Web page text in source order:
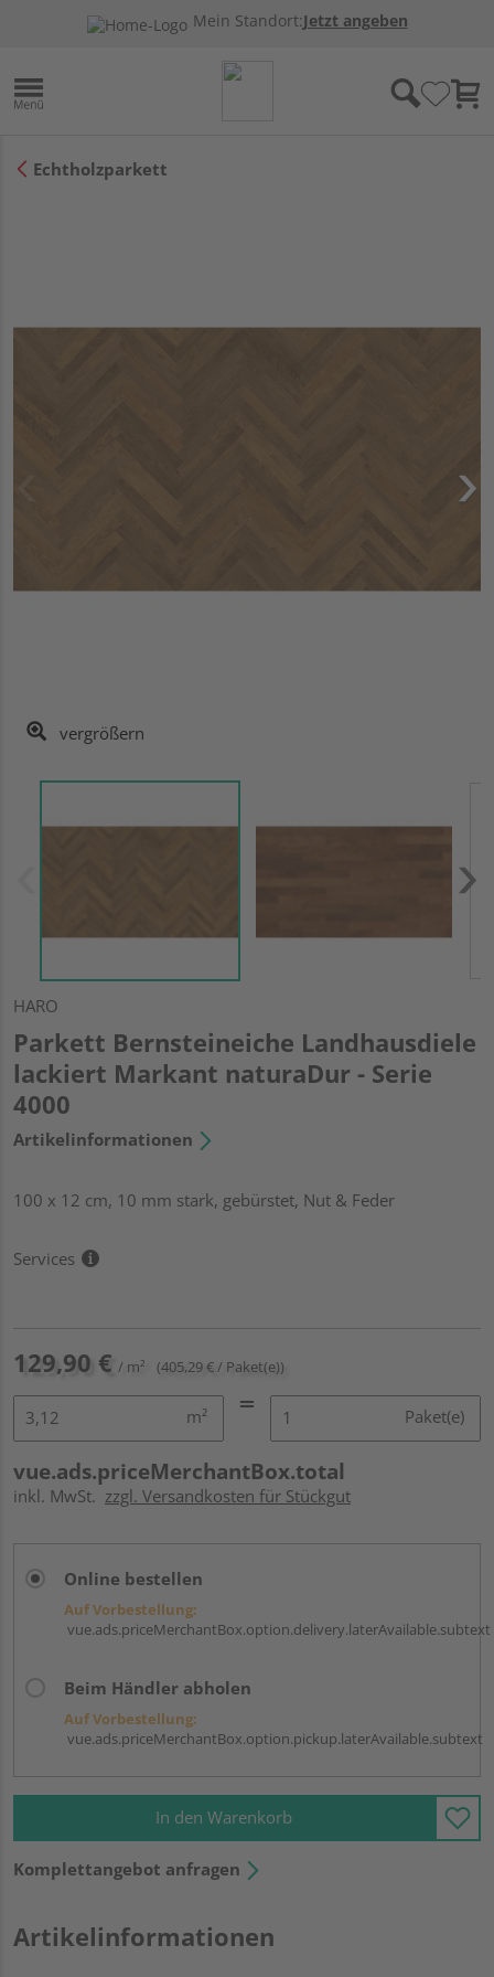
Mein Standort:Jetzt angeben
Echtholzparkett
vergrößern
HARO
Parkett Bernsteineiche Landhausdiele
lackiert Markant naturaDur - Serie
4000
Artikelinformationen
100 x 12 cm, 10 mm stark, gebürstet, Nut & Feder
Services
129,90 € / m² (405,29 € / Paket(e))
m² Paket(e)
vue.ads.priceMerchantBox.total
inkl. MwSt. zzgl. Versandkosten für Stückgut
Online bestellen
Auf Vorbestellung:
vue.ads.priceMerchantBox.option.delivery.laterAvailable.subtext
Beim Händler abholen
Auf Vorbestellung:
vue.ads.priceMerchantBox.option.pickup.laterAvailable.subtext
In den Warenkorb
Komplettangebot anfragen
Artikelinformationen